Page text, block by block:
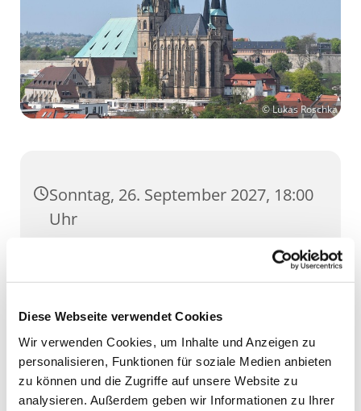
Diese Webseite verwendet Cookies
Wir verwenden Cookies, um Inhalte und Anzeigen zu
personalisieren, Funktionen für soziale Medien anbieten
zu können und die Zugriffe auf unsere Website zu
analysieren. Außerdem geben wir Informationen zu Ihrer
© Lukas Roschka
Sonntag, 26. September 2027, 18:00
Uhr
Dom, Domstufen 1, 99084 Erfurt